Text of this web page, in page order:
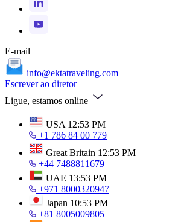
E-mail
info@ektatraveling.com
Escrever ao diretor
Ligue, estamos online
USA 12:53 PM
+1 786 84 00 779
Great Britain 12:53 PM
+44 7488811679
UAE 13:53 PM
+971 8000320947
Japan 10:53 PM
+81 8005009805